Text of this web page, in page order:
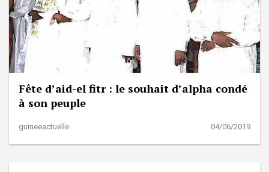
Fête d’aid-el fitr : le souhait d’alpha condé
à son peuple
guineeactuelle 04/06/2019